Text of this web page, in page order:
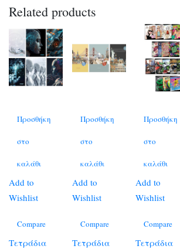
Related products
Προσθήκη
στο
καλάθι
Add to
Wishlist
Compare
Τετράδια
Προσθήκη
στο
καλάθι
Add to
Wishlist
Compare
Τετράδια
Προσθήκη
στο
καλάθι
Add to
Wishlist
Compare
Τετράδια